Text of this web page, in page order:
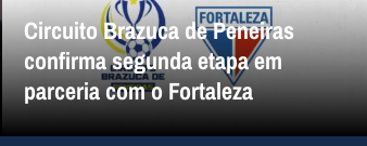
Circuito Brazuca de Peneiras
confirma segunda etapa em
parceria com o Fortaleza